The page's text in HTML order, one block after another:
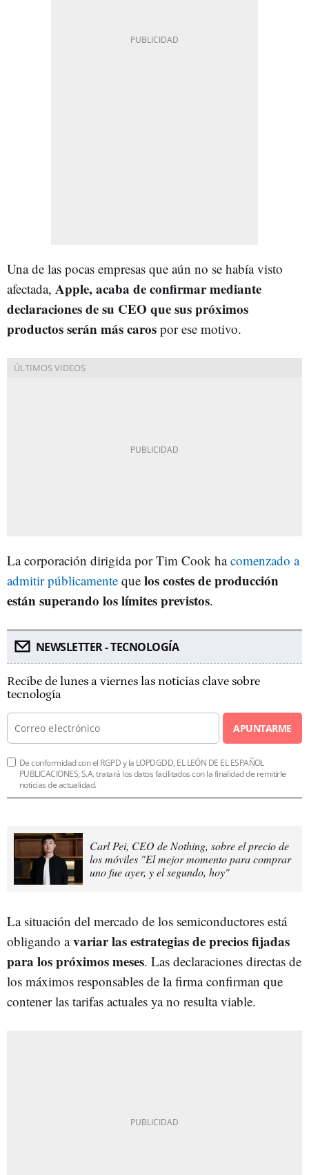
Una de las pocas empresas que aún no se había visto
afectada, Apple, acaba de confirmar mediante
declaraciones de su CEO que sus próximos
productos serán más caros por ese motivo.
La corporación dirigida por Tim Cook hacomenzado a
admitir públicamente que los costes de producción
están superando los límites previstos.
NEWSLETTER - TECNOLOGÍA
Recibe de lunes a viernes las noticias clave sobre
tecnología
APUNTARME
De conformidad con el RGPD y la LOPDGDD, EL LEÓN DE EL ESPAÑOL
PUBLICACIONES, S.A. tratará los datos facilitados con la finalidad de remitirle
noticias de actualidad.
Carl Pei, CEO de Nothing, sobre el precio de
los móviles "El mejor momento para comprar
uno fue ayer, y el segundo, hoy"
La situación del mercado de los semiconductores está
obligando avariar las estrategias de precios fijadas
para los próximos meses. Las declaraciones directas de
los máximos responsables de la firma confirman que
contener las tarifas actuales ya no resulta viable.